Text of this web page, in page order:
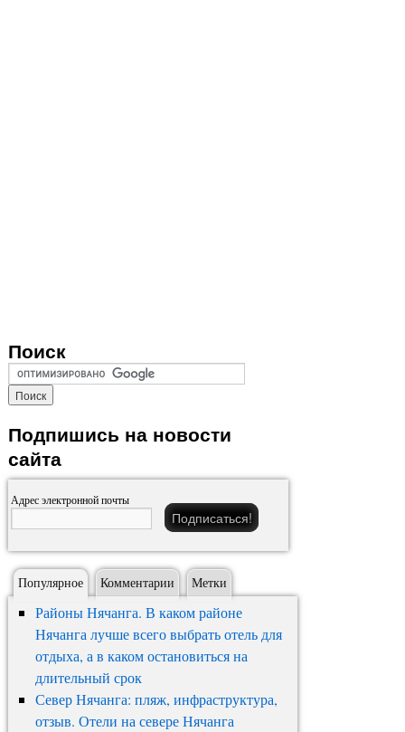
Поиск
Подпишись на новости
сайта
Адрес электронной почты
Популярное Комментарии Метки
Районы Нячанга. В каком районе
Нячанга лучше всего выбрать отель для
отдыха, а в каком остановиться на
длительный срок
Север Нячанга: пляж, инфраструктура,
отзыв. Отели на севере Нячанга